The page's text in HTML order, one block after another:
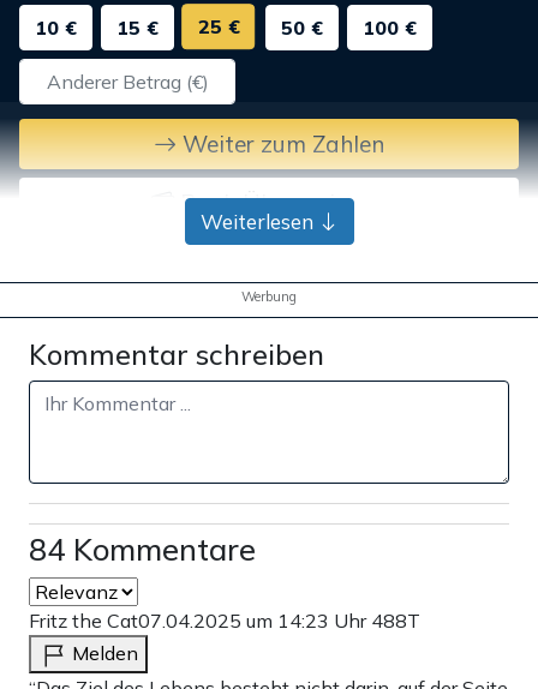
10 €
15 € 25 € 50 € 100 €
Weiter zum Zahlen
Bank-Überweisung
Weiterlesen
Werbung
Kommentar schreiben
84 Kommentare
Fritz the Cat07.04.2025 um 14:23 Uhr 488T
Melden